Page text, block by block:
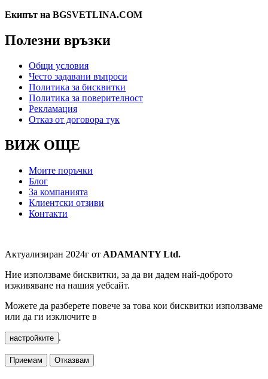
Екипът на BGSVETLINA.COM
Полезни връзки
Общи условия
Често задавани въпроси
Политика за бисквитки
Политика за поверителност
Рекламация
Отказ от договора тук
ВИЖ ОЩЕ
Моите поръчки
Блог
За компанията
Клиентски отзиви
Контакти
Актуализиран 2024г от ADAMANTY Ltd.
Ние използваме бисквитки, за да ви дадем най-доброто
изживяване на нашия уебсайт.
Можете да разберете повече за това кои бисквитки използваме
или да ги изключите в
настройките .
Приемам Отказвам